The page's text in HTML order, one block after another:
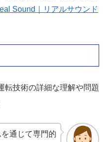
Sound｜リアルサウンド
転技術の詳細な理解や問題
通じて専門的